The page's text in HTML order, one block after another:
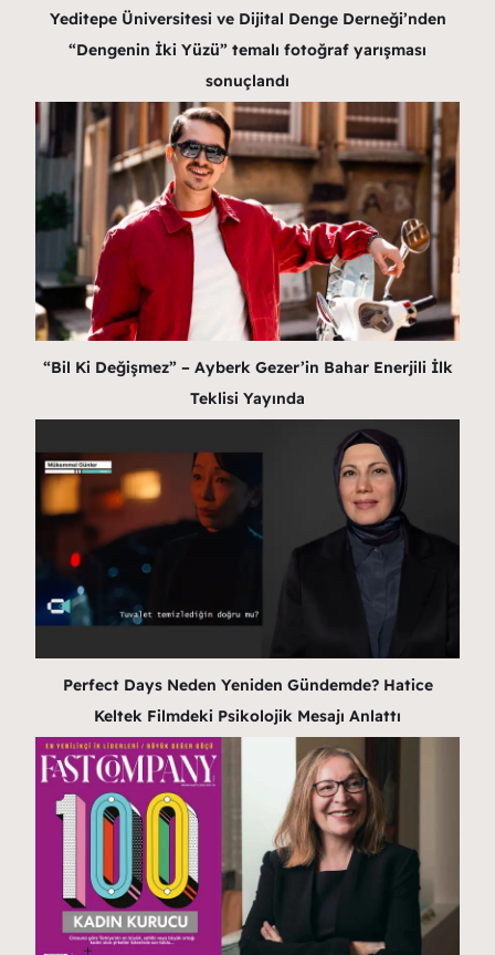
Yeditepe Üniversitesi ve Dijital Denge Derneği’nden
“Dengenin İki Yüzü” temalı fotoğraf yarışması
sonuçlandı
“Bil Ki Değişmez” – Ayberk Gezer’in Bahar Enerjili İlk
Teklisi Yayında
Perfect Days Neden Yeniden Gündemde? Hatice
Keltek Filmdeki Psikolojik Mesajı Anlattı